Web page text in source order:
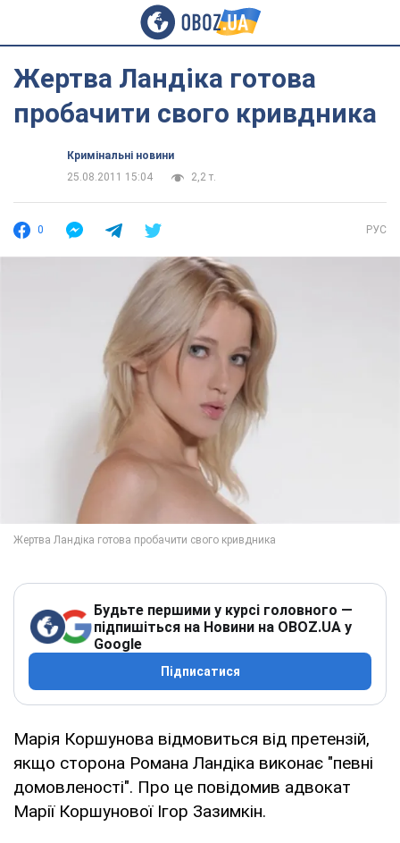
Жертва Ландіка готова
пробачити свого кривдника
Кримінальні новини
25.08.2011 15:04
2,2 т.
0 РУС
Будьте першими у курсі головного —
підпишіться на Новини на OBOZ.UA у
Google
Підписатися
Марія Коршунова відмовиться від претензій,
якщо сторона Романа Ландіка виконає "певні
домовленості". Про це повідомив адвокат
Марії Коршунової Ігор Зазимкін.